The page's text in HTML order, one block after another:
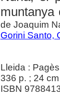
muntanya
de Joaquim
Gorini Santo,
Lleida :
336 p. ; 24 cm
ISBN